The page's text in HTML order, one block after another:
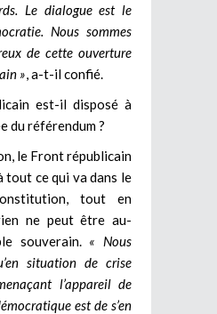
Le dialogue est le
Nous sommes
de cette ouverture
» , a-t-il confié.
est-il disposé à
du référendum ?
le Front républicain
tout ce qui va dans le
tout en
ne peut être au-
souverain. « Nous
situation de crise
l’appareil de
est de s’en